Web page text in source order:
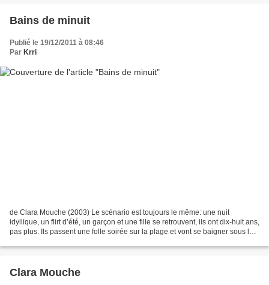
Bains de minuit
Publié le 19/12/2011 à 08:46
Par Krri
de Clara Mouche (2003) Le scénario est toujours le même: une nuit
idyllique, un flirt d’été, un garçon et une fille se retrouvent, ils ont dix-huit ans,
pas plus. Ils passent une folle soirée sur la plage et vont se baigner sous la
Clara Mouche